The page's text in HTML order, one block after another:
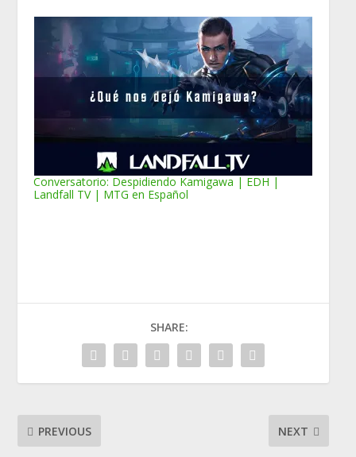
Conversatorio: Despidiendo Kamigawa | EDH |
Landfall TV | MTG en Español
SHARE:
PREVIOUS NEXT